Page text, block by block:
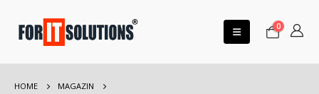
0
HOME
MAGAZIN